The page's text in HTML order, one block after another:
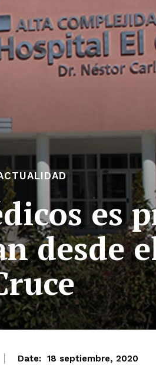
es
desde
Date: 18 septiembre, 2020